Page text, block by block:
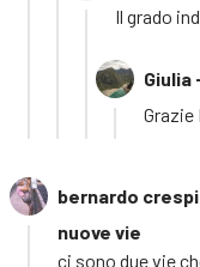
Il grado
Giulia
bernardo crespi
nuove vie
ci sono due vie